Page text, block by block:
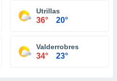
Utrillas
36° 20°
Valderrobres
34° 23°